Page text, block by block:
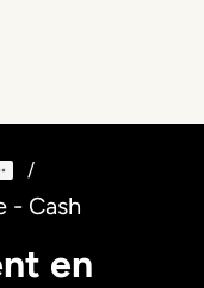
/
- Cash
en